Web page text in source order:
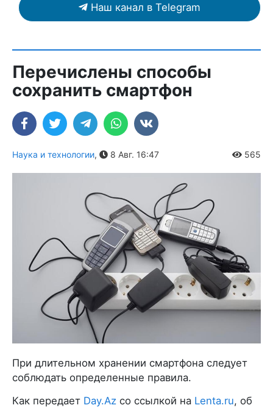
Наш канал в Telegram
Перечислены способы
сохранить смартфон
Наука и технологии, 8 Авг. 16:47 565
При длительном хранении смартфона следует
соблюдать определенные правила.
Как передает Day.Az со ссылкой на Lenta.ru, об